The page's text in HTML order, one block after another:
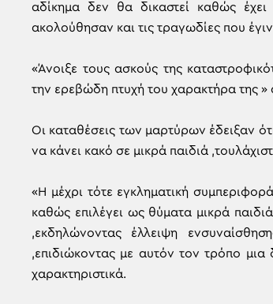
αδίκημα δεν θα δικαστεί καθώς
ακολούθησαν και τις τραγωδίες που
«Άνοιξε τους ασκούς της
την ερεβώδη πτυχή του χαρακτήρα της »
Οι καταθέσεις των μαρτύρων έδειξαν
να κάνει κακό σε μικρά παιδιά
«Η μέχρι τότε εγκληματική
καθώς επιλέγει ως θύματα μικρά
,εκδηλώνοντας έλλειψη
,επιδιώκοντας με αυτόν τον τρόπο
χαρακτηριστικά.